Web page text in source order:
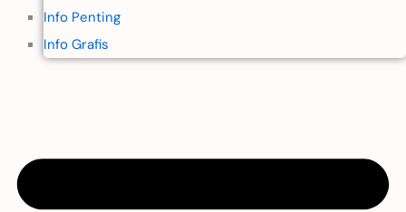
Info Penting
Info Grafis